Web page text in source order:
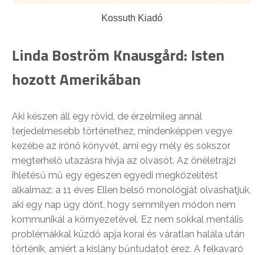
Kossuth Kiadó
Linda Boström Knausgård: Isten
hozott Amerikában
Aki készen áll egy rövid, de érzelmileg annál
terjedelmesebb történethez, mindenképpen vegye
kezébe az írónő könyvét, ami egy mély és sokszor
megterhelő utazásra hívja az olvasót. Az önéletrajzi
ihletésű mű egy egészen egyedi megközelítést
alkalmaz: a 11 éves Ellen belső monológját olvashatjuk,
aki egy nap úgy dönt, hogy semmilyen módon nem
kommunikál a környezetével. Ez nem sokkal mentális
problémákkal küzdő apja korai és váratlan halála után
történik, amiért a kislány bűntudatot érez. A felkavaró